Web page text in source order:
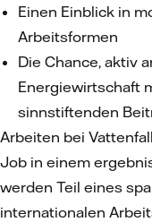
Einen Einblick in
Arbeitsformen
Die Chance, aktiv
Energiewirtschaft
sinnstiftenden
Arbeiten bei
Job in einem
werden Teil eines
internationalen